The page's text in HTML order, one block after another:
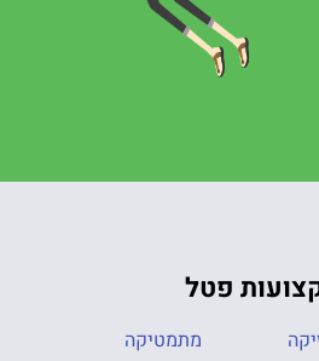
פטל
מתמטיקה